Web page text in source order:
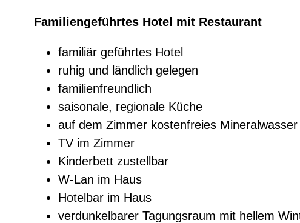
Familiengeführtes Hotel mit Restaurant
familiär geführtes Hotel
ruhig und ländlich gelegen
familienfreundlich
saisonale, regionale Küche
auf dem Zimmer kostenfreies Mineralwasser
TV im Zimmer
Kinderbett zustellbar
W-Lan im Haus
Hotelbar im Haus
verdunkelbarer Tagungsraum mit hellem